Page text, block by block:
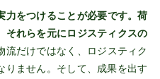
力をつけることが必要です。荷
それらを元にロジスティクスの
流だけではなく、ロジスティク
りません。そして、成果を出す